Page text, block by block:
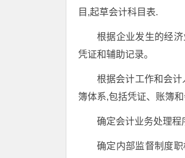
目,起草会计科目表.
根据企业发生的经
凭证和辅助记录。
根据会计工作和会
簿体系,包括凭证、账簿和
确定会计业务处理程
确定内部监督制度